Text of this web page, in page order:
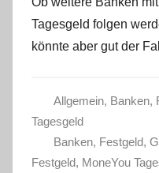
Tagesgeld folgen
könnte aber gut der
Allgemein, Banken,
Tagesgeld
Banken, Festgeld,
Festgeld, MoneYou